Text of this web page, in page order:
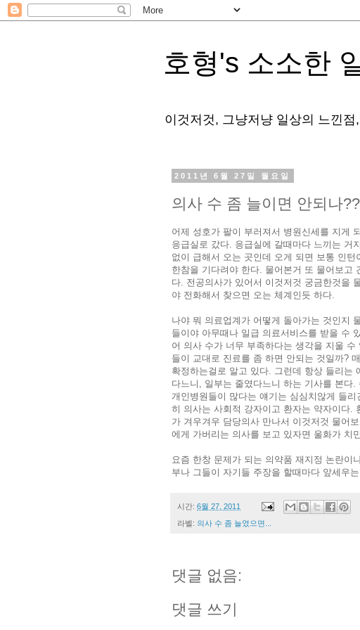
호형's 소소한
이것저것, 그냥저냥 일상의 느낀
2011년 6월 27일 월요일
의사 수 좀 늘이면 안되나??
어제 성호가 팔이 부러져서 병원신세를 지게
응급실로 갔다. 응급실에 갈때마다 느끼는 거
없이 급해서 오는 곳인데 오게 되면 보통 인
한참을 기다려야 한다. 물어본거 또 물어보고
다. 전공의사가 있어서 이것저것 궁금한것을
야 전화해서 찾으면 오는 체계인듯 하다.
나야 뭐 의료업계가 어떻게 돌아가는 것인지
들이야 아무때나 일급 의료서비스를 받을 수
어 의사 수가 너무 부족하다는 생각을 지울
들이 교대로 진료를 좀 하면 안되는 것일까?
확정하는걸로 알고 있다. 그런데 항상 들리는
다느니, 일부는 줄였다느니 하는 기사를 본다
개인병원들이 많다는 얘기는 심심치않게 들
히 의사는 사회적 강자이고 환자는 약자이다.
가 겨우겨우 담당의사 만나서 이것저것 물어
에게 가버리는 의사를 보고 있자면 울화가 치
요즘 한창 문제가 되는 의약품 재지정 논란이
부나 그들이 자기들 주장을 할때마다 앞세우
시간: 6월 27, 2011
라벨: 의사 수 좀 늘였으면...
댓글 없음:
댓글 쓰기